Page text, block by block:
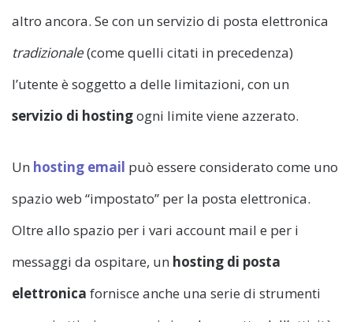
altro ancora. Se con un servizio di posta elettronica
tradizionale(come quelli citati in precedenza)
l’utente è soggetto a delle limitazioni, con un
servizio di hostingogni limite viene azzerato.
Un hosting email può essere considerato come uno
spazio web “impostato” per la posta elettronica.
Oltre allo spazio per i vari account mail e per i
messaggi da ospitare, un hosting di posta
elettronica fornisce anche una serie di strumenti